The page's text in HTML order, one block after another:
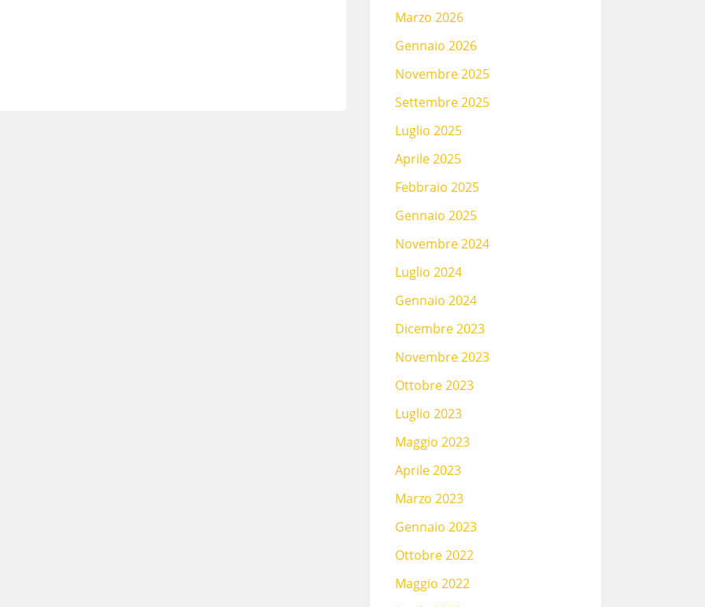
Marzo 2026
Gennaio 2026
Novembre 2025
Settembre 2025
Luglio 2025
Aprile 2025
Febbraio 2025
Gennaio 2025
Novembre 2024
Luglio 2024
Gennaio 2024
Dicembre 2023
Novembre 2023
Ottobre 2023
Luglio 2023
Maggio 2023
Aprile 2023
Marzo 2023
Gennaio 2023
Ottobre 2022
Maggio 2022